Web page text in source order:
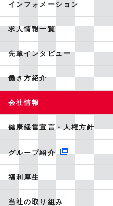
インフォメーション
求人情報一覧
先輩インタビュー
働き方紹介
会社情報
健康経営宣言・人権方針
グループ紹介
福利厚生
当社の取り組み